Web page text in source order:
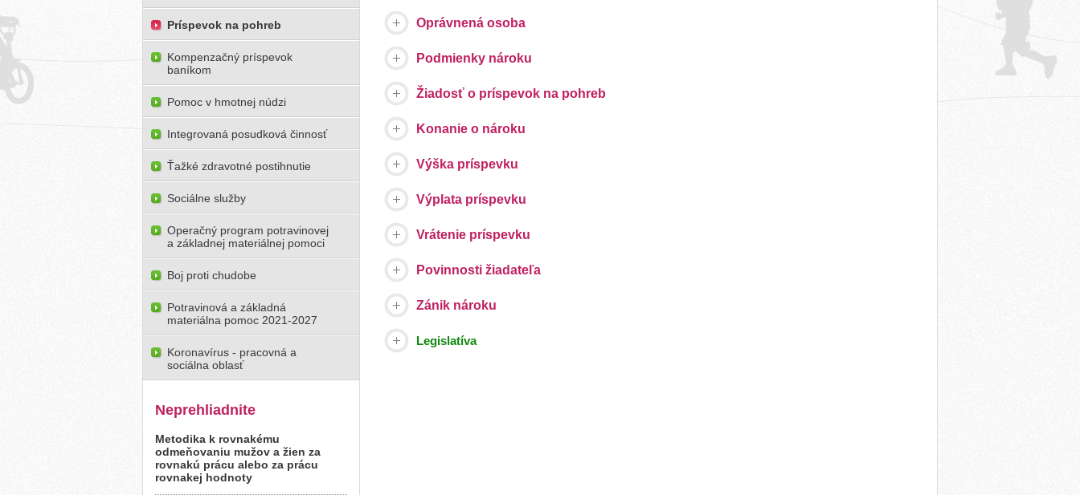
Oprávnená osoba
Podmienky nároku
Žiadosť o príspevok na pohreb
Konanie o nároku
Výška príspevku
Výplata príspevku
Vrátenie príspevku
Povinnosti žiadateľa
Zánik nároku
Legislatíva
Príspevok na pohreb
Kompenzačný príspevok
baníkom
Pomoc v hmotnej núdzi
Integrovaná posudková činnosť
Ťažké zdravotné postihnutie
Sociálne služby
Operačný program potravinovej
a základnej materiálnej pomoci
Boj proti chudobe
Potravinová a základná
materiálna pomoc 2021-2027
Koronavírus - pracovná a
sociálna oblasť
Neprehliadnite
Metodika k rovnakému
odmeňovaniu mužov a žien za
rovnakú prácu alebo za prácu
rovnakej hodnoty